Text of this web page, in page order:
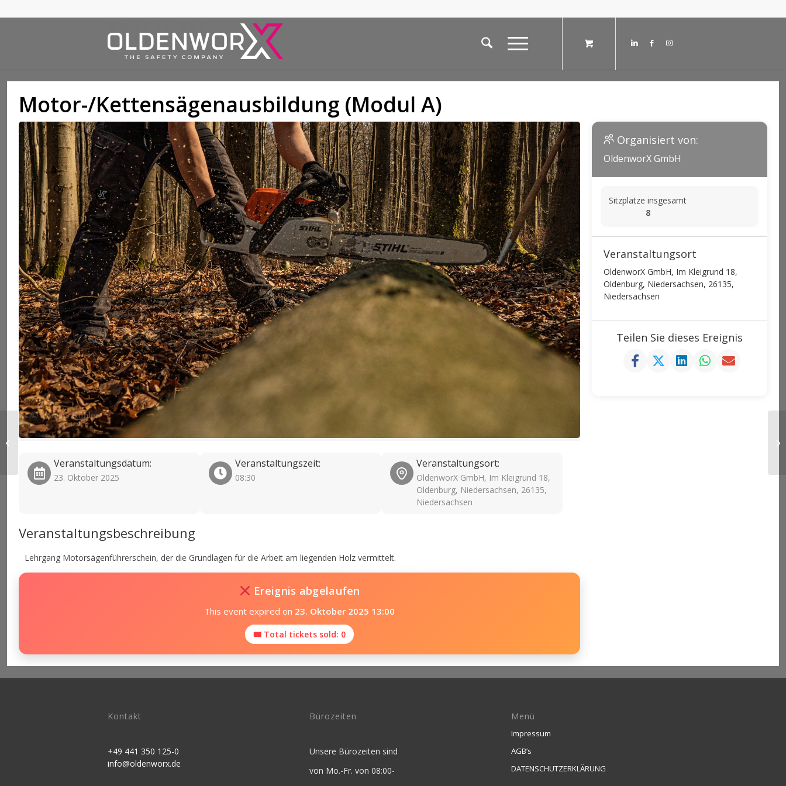
Motor-/Kettensägenausbildung (Modul A)
Veranstaltungsdatum:
23. Oktober 2025
Veranstaltungszeit:
08:30
Veranstaltungsort:
OldenworX GmbH, Im Kleigrund 18,
Oldenburg, Niedersachsen, 26135,
Niedersachsen
Veranstaltungsbeschreibung
Lehrgang Motorsägenführerschein, der die Grundlagen für die Arbeit am liegenden Holz vermittelt.
Ereignis abgelaufen
This event expired on 23. Oktober 2025 13:00
🎟 Total tickets sold: 0
Organisiert von:
OldenworX GmbH
Sitzplätze insgesamt
8
Veranstaltungsort
OldenworX GmbH, Im Kleigrund 18,
Oldenburg, Niedersachsen, 26135,
Niedersachsen
Teilen Sie dieses Ereignis
Kontakt
+49 441 350 125-0
info@oldenworx.de
Bürozeiten
Unsere Bürozeiten sind
von Mo.-Fr. von 08:00-
Menü
Impressum
AGB’s
DATENSCHUTZERKLÄRUNG
Motor-/Kettensägenausbildung